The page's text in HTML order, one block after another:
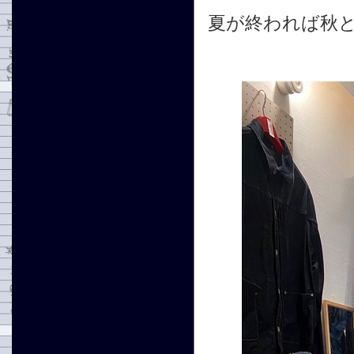
夏が終われば秋